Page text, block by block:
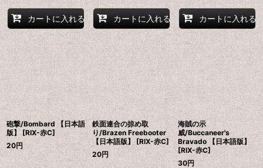
カートに入れる カートに入れる カートに入れる
砲撃/Bombard 【日本語
版】 [RIX-赤C]
20円
鉄面連合の掠め取
り/Brazen Freebooter
【日本語版】 [RIX-赤C]
20円
海賊の示
威/Buccaneer's
Bravado 【日本語版】
[RIX-赤C]
30円